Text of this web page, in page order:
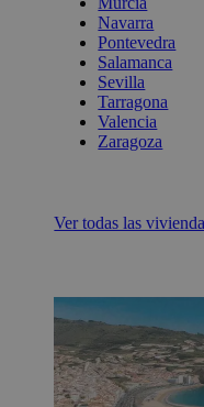
Navarra
Pontevedra
Salamanca
Sevilla
Tarragona
Valencia
Zaragoza
Ver todas las